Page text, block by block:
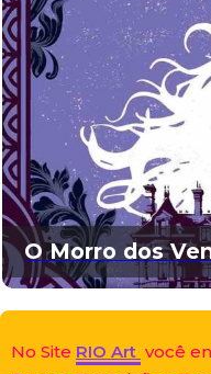
O Morro dos
No Site RIO Art você